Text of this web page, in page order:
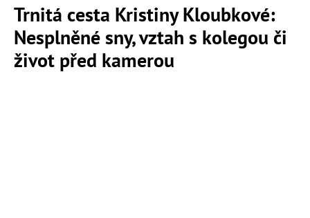
Trnitá cesta Kristiny Kloubkové:
Nesplněné sny, vztah s kolegou či
život před kamerou